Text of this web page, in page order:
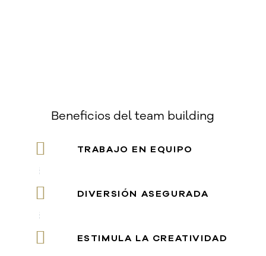
Beneficios del team building
TRABAJO EN EQUIPO
DIVERSIÓN ASEGURADA
ESTIMULA LA CREATIVIDAD